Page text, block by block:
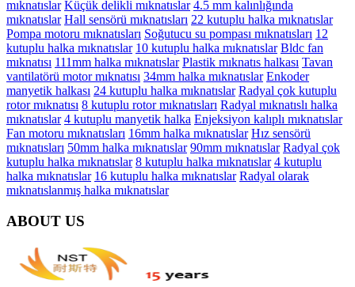
mıknatıslar Küçük delikli mıknatıslar 4.5 mm kalınlığında
mıknatıslar Hall sensörü mıknatısları 22 kutuplu halka mıknatıslar
Pompa motoru mıknatısları Soğutucu su pompası mıknatısları 12
kutuplu halka mıknatıslar 10 kutuplu halka mıknatıslar Bldc fan
mıknatısı 111mm halka mıknatıslar Plastik mıknatıs halkası Tavan
vantilatörü motor mıknatısı 34mm halka mıknatıslar Enkoder
manyetik halkası 24 kutuplu halka mıknatıslar Radyal çok kutuplu
rotor mıknatısı 8 kutuplu rotor mıknatısları Radyal mıknatıslı halka
mıknatıslar 4 kutuplu manyetik halka Enjeksiyon kalıplı mıknatıslar
Fan motoru mıknatısları 16mm halka mıknatıslar Hız sensörü
mıknatısları 50mm halka mıknatıslar 90mm mıknatıslar Radyal çok
kutuplu halka mıknatıslar 8 kutuplu halka mıknatıslar 4 kutuplu
halka mıknatıslar 16 kutuplu halka mıknatıslar Radyal olarak
mıknatıslanmış halka mıknatıslar
ABOUT US